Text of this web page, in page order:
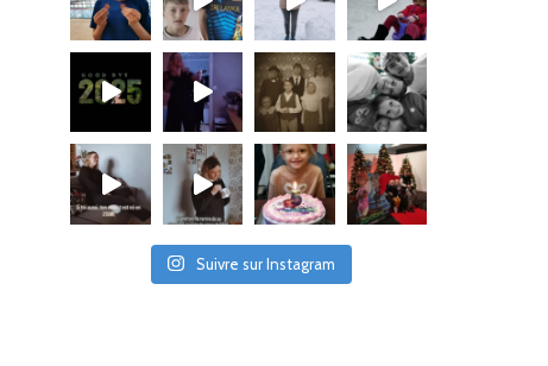
Suivre sur Instagram